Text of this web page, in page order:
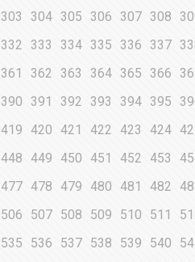
303 304 305 306 307 308
332 333 334 335 336 337
361 362 363 364 365 366
390 391 392 393 394 395
419 420 421 422 423 424
448 449 450 451 452 453
477 478 479 480 481 482
506 507 508 509 510 511
535 536 537 538 539 540